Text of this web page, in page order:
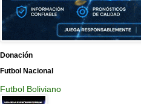
Donación
Futbol Nacional
Futbol Boliviano